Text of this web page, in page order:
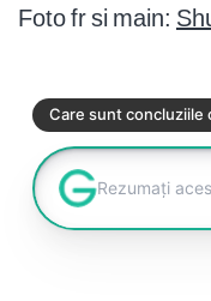
Foto fr si main: